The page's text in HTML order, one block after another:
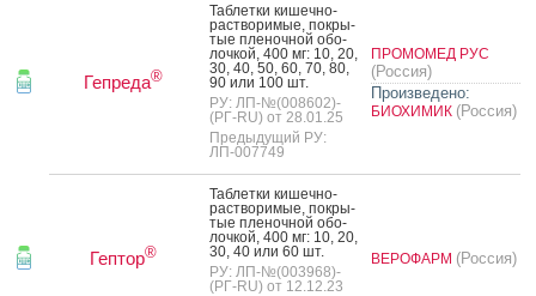
Гепреда®
Таб­летки ки­шеч­но­
рас­тво­римые, пок­ры­
тые пле­ноч­ной обо­
лоч­кой, 400 мг: 10, 20,
30, 40, 50, 60, 70, 80,
90 или 100 шт.
РУ: ЛП-№(008602)-
(РГ-RU) от 28.01.25
Предыдущий РУ:
ЛП-007749
ПРОМОМЕД РУС
(Россия)
Произведено:
БИОХИМИК (Россия)
Гептор®
Таб­летки ки­шеч­но­
рас­тво­римые, пок­ры­
тые пле­ноч­ной обо­
лоч­кой, 400 мг: 10, 20,
30, 40 или 60 шт.
РУ: ЛП-№(003968)-
(РГ-RU) от 12.12.23
ВЕРОФАРМ (Россия)